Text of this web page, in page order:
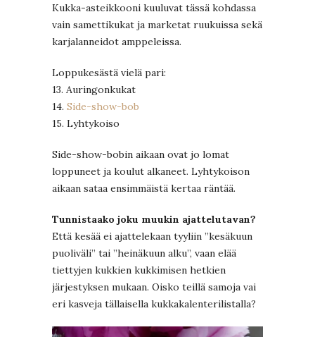
Kukka-asteikkooni kuuluvat tässä kohdassa
vain samettikukat ja marketat ruukuissa sekä
karjalanneidot amppeleissa.
Loppukesästä vielä pari:
13. Auringonkukat
14. Side-show-bob
15. Lyhtykoiso
Side-show-bobin aikaan ovat jo lomat
loppuneet ja koulut alkaneet. Lyhtykoison
aikaan sataa ensimmäistä kertaa räntää.
Tunnistaako joku muukin ajattelutavan?
Että kesää ei ajattelekaan tyyliin ”kesäkuun
puoliväli” tai ”heinäkuun alku”, vaan elää
tiettyjen kukkien kukkimisen hetkien
järjestyksen mukaan. Oisko teillä samoja vai
eri kasveja tällaisella kukkakalenterilistalla?